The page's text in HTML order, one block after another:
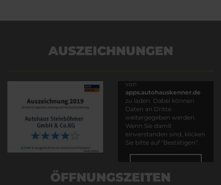
AUSZEICHNUNGEN
von
apps.autohauskenner.de
zu laden. Dabei können
Daten an Dritte
weitergegeben werden.
Wenn Sie damit
einverstanden sind, klicken
Sie bitte auf "Bestätigen".
ÖFFNUNGSZEITEN